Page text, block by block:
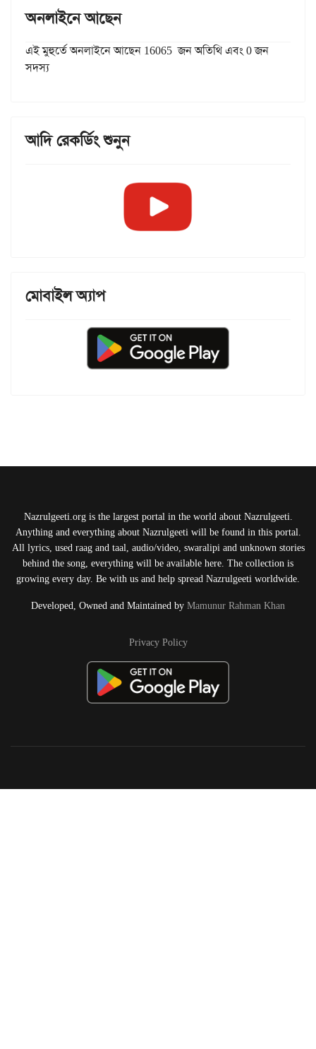
অনলাইনে আছেন
এই মুহুর্তে অনলাইনে আছেন 16065 জন অতিথি এবং 0 জন
সদস্য
আদি রেকর্ডিং শুনুন
মোবাইল অ্যাপ
Nazrulgeeti.org is the largest portal in the world about Nazrulgeeti.
Anything and everything about Nazrulgeeti will be found in this portal.
All lyrics, used raag and taal, audio/video, swaralipi and unknown stories
behind the song, everything will be available here. The collection is
growing every day. Be with us and help spread Nazrulgeeti worldwide.
Developed, Owned and Maintained by Mamunur Rahman Khan
Privacy Policy